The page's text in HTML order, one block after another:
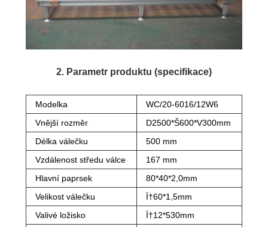
2. Parametr produktu (specifikace)
Modelka
WC/20-6016/12W6
Vnější rozměr
D2500*Š600*V300mm
Délka válečku
500 mm
Vzdálenost středu válce
167 mm
Hlavní paprsek
80*40*2,0mm
Velikost válečku
Ï†60*1,5mm
Valivé ložisko
Ï†12*530mm